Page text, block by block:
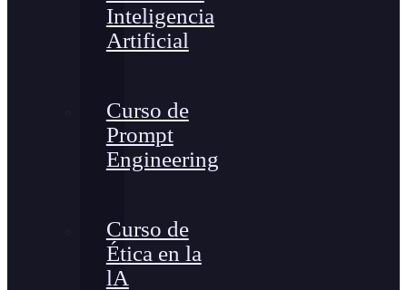
Inteligencia
Artificial
Curso de
Prompt
Engineering
Curso de
Ética en la
lA